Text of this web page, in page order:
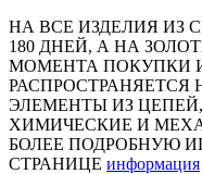
НА ВСЕ ИЗДЕЛИЯ ИЗ
180 ДНЕЙ, А НА
МОМЕНТА ПОКУПКИ
РАСПРОСТРАНЯЕТСЯ
ЭЛЕМЕНТЫ ИЗ
ХИМИЧЕСКИЕ И
БОЛЕЕ ПОДРОБНУЮ
СТРАНИЦЕ информация